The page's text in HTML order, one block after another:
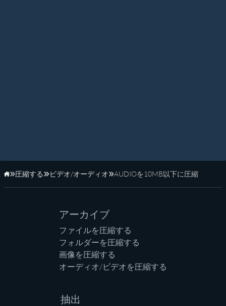
ホーム
圧縮する ビデオ/オーディオ AUDIOを10MB以下に圧縮
アーカイブ
ファイルを圧縮する
フォルダーを圧縮する
画像を圧縮する
オーディオ/ビデオを圧縮する
抽出